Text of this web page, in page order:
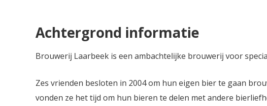
Achtergrond informatie
Brouwerij Laarbeek is een ambachtelijke brouwerij voor
Zes vrienden besloten in 2004 om hun eigen bier te gaan
vonden ze het tijd om hun bieren te delen met andere